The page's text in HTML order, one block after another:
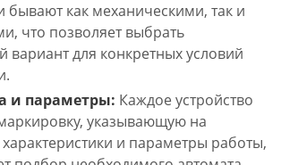
бывают как механическими, так и
что позволяет выбрать
вариант для конкретных условий
и параметры: Каждое устройство
указывающую на
и параметры работы,